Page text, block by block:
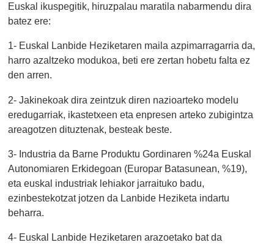
Euskal ikuspegitik, hiruzpalau maratila nabarmendu dira
batez ere:
1- Euskal Lanbide Heziketaren maila azpimarragarria da,
harro azaltzeko modukoa, beti ere zertan hobetu falta ez
den arren.
2- Jakinekoak dira zeintzuk diren nazioarteko modelu
eredugarriak, ikastetxeen eta enpresen arteko zubigintza
areagotzen dituztenak, besteak beste.
3- Industria da Barne Produktu Gordinaren %24a Euskal
Autonomiaren Erkidegoan (Europar Batasunean, %19),
eta euskal industriak lehiakor jarraituko badu,
ezinbestekotzat jotzen da Lanbide Heziketa indartu
beharra.
4- Euskal Lanbide Heziketaren arazoetako bat da